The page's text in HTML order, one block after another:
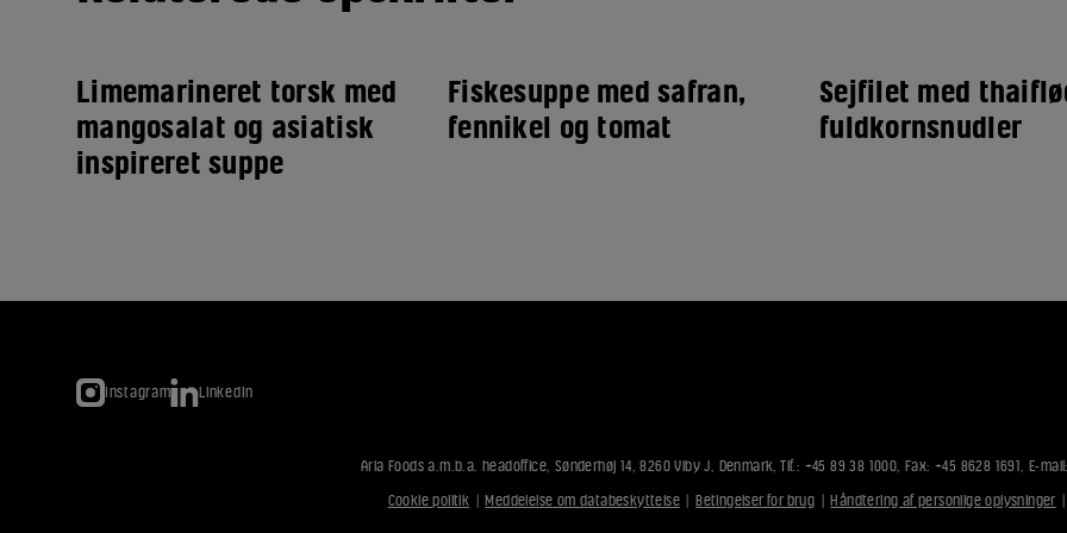
Limemarineret torsk med
mangosalat og asiatisk
inspireret suppe
Fiskesuppe med safran,
fennikel og tomat
Sejfilet med
fuldkornsnudler
Instagram LinkedIn
Arla Foods a.m.b.a. headoffice, Sønderhøj 14, 8260 Viby J, Denmark, Tlf.: +45 89 38 1000, Fax: +45 8628 1691, E-mail:
Cookie politik | Meddelelse om databeskyttelse | Betingelser for brug | Håndtering af personlige oplysninger |